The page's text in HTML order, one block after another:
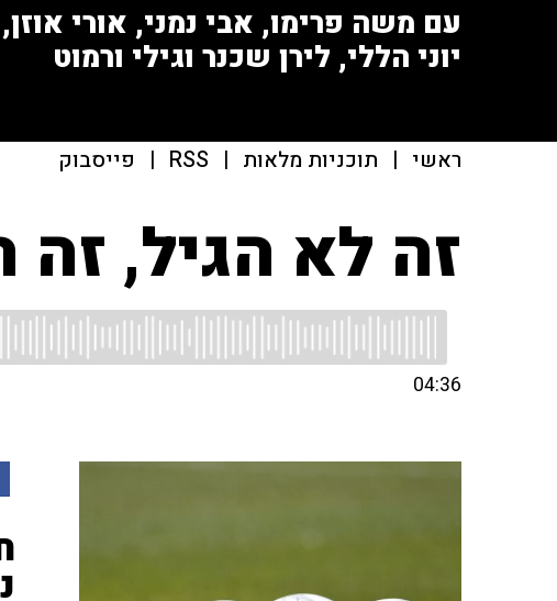
עם משה פרימו, אבי נמני, אורי
יוני הללי, לירן שכנר וגילי ורמוט
ראשי | תוכניות מלאות |
RSS
| פייסבוק
זה לא הגיל, זה
04:36